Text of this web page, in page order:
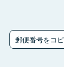
郵便番号をコ